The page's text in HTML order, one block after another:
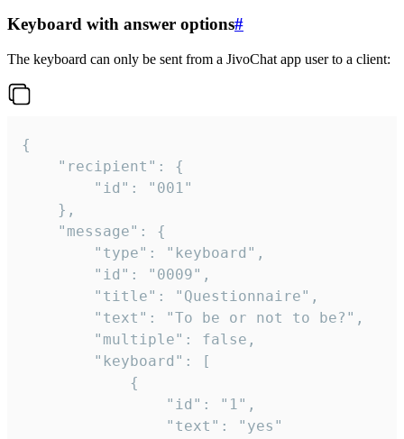
Keyboard with answer options#
The keyboard can only be sent from a JivoChat app user to a client:
{